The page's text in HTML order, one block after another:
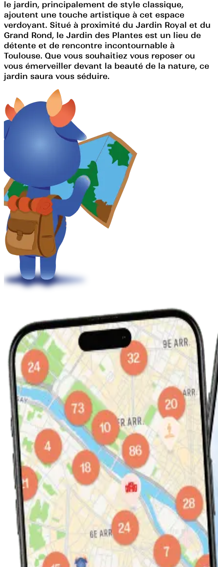
le jardin, principalement de style classique,
ajoutent une touche artistique à cet espace
verdoyant. Situé à proximité du Jardin Royal et du
Grand Rond, le Jardin des Plantes est un lieu de
détente et de rencontre incontournable à
Toulouse. Que vous souhaitiez vous reposer ou
vous émerveiller devant la beauté de la nature, ce
jardin saura vous séduire.